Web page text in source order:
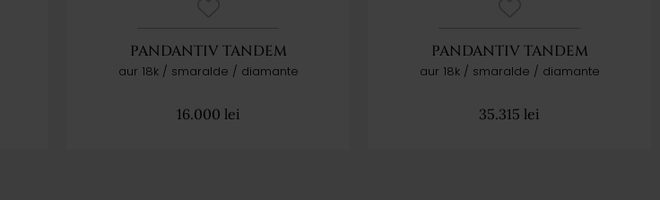
PANDANTIV TANDEM
aur 18k / smaralde / diamante
16.000 lei
PANDANTIV TANDEM
aur 18k / smaralde / diamante
35.315 lei